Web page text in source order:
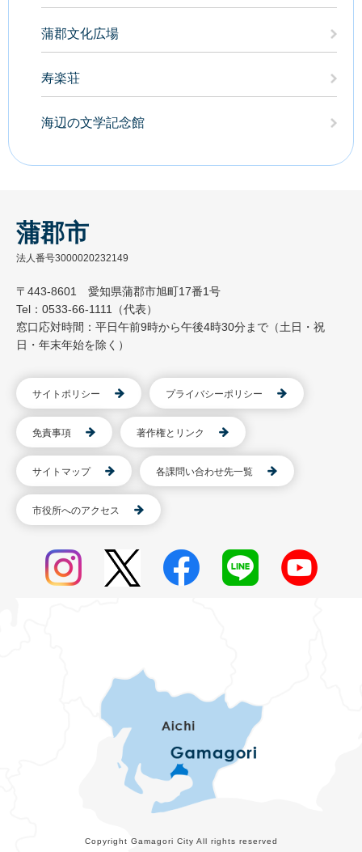
蒲郡文化広場
寿楽荘
海辺の文学記念館
蒲郡市
法人番号3000020232149
〒443-8601 愛知県蒲郡市旭町17番1号
Tel：0533-66-1111（代表）
窓口応対時間：平日午前9時から午後4時30分まで（土日・祝
日・年末年始を除く）
サイトポリシー プライバシーポリシー
免責事項 著作権とリンク
サイトマップ 各課問い合わせ先一覧
市役所へのアクセス
Copyright Gamagori City All rights reserved